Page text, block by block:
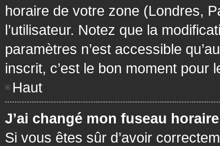
horaire de votre zone (Londres,
l’utilisateur. Notez que la
paramètres n’est accessible
inscrit, c’est le bon moment pour
Haut
J’ai changé mon fuseau
Si vous êtes sûr d’avoir